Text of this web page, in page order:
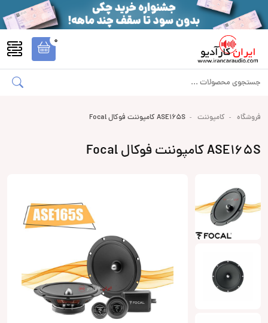
0
فروشگاه کامپوننت ASE165S کامپوننت فوکال Focal
ASE165S کامپوننت فوکال Focal